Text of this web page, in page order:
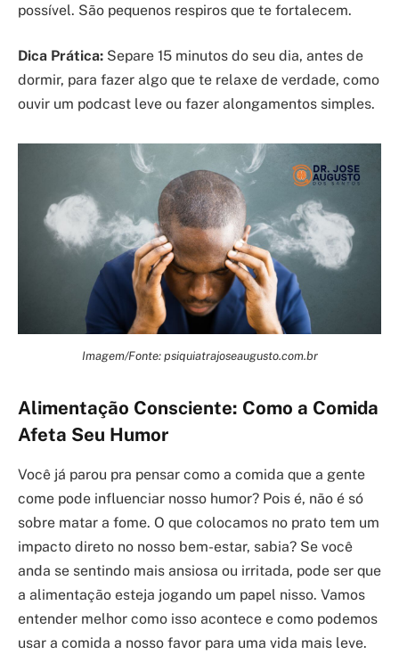
possível. São pequenos respiros que te fortalecem.
Dica Prática: Separe 15 minutos do seu dia, antes de
dormir, para fazer algo que te relaxe de verdade, como
ouvir um podcast leve ou fazer alongamentos simples.
Imagem/Fonte: psiquiatrajoseaugusto.com.br
Alimentação Consciente: Como a Comida
Afeta Seu Humor
Você já parou pra pensar como a comida que a gente
come pode influenciar nosso humor? Pois é, não é só
sobre matar a fome. O que colocamos no prato tem um
impacto direto no nosso bem-estar, sabia? Se você
anda se sentindo mais ansiosa ou irritada, pode ser que
a alimentação esteja jogando um papel nisso. Vamos
entender melhor como isso acontece e como podemos
usar a comida a nosso favor para uma vida mais leve.